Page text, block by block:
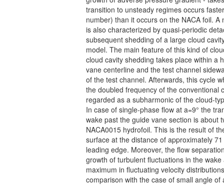
transition to unsteady regimes occurs
number) than it occurs on the NACA foil.
is also characterized by quasi-periodic
subsequent shedding of a large cloud
model. The main feature of this kind of
cloud cavity shedding takes place within a
vane centerline and the test channel
of the test channel. Afterwards, this cycle
the doubled frequency of the conventional
regarded as a subharmonic of the cloud-
In case of single-phase flow at a=9° the
wake past the guide vane section is about
NACA0015 hydrofoil. This is the result of
surface at the distance of approximately
leading edge. Moreover, the flow
growth of turbulent fluctuations in the
maximum in fluctuating velocity
comparison with the case of small angle of